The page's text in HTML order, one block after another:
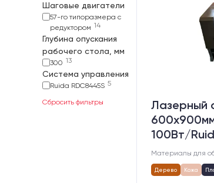
Шаговые двигатели
57-го типоразмера с
редуктором 14
Глубина опускания
рабочего стола, мм
300 13
Система управления
Ruida RDC8445S 5
Сбросить фильтры
Лазерный
100Вт/
Материалы для
Дерево Кожа